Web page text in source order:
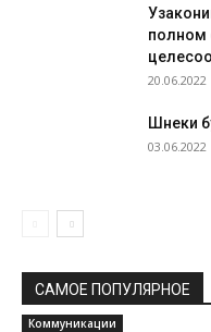
полном
20.06.2022
Шнеки
03.06.2022
САМОЕ ПОПУЛЯРНОЕ
Коммуникации